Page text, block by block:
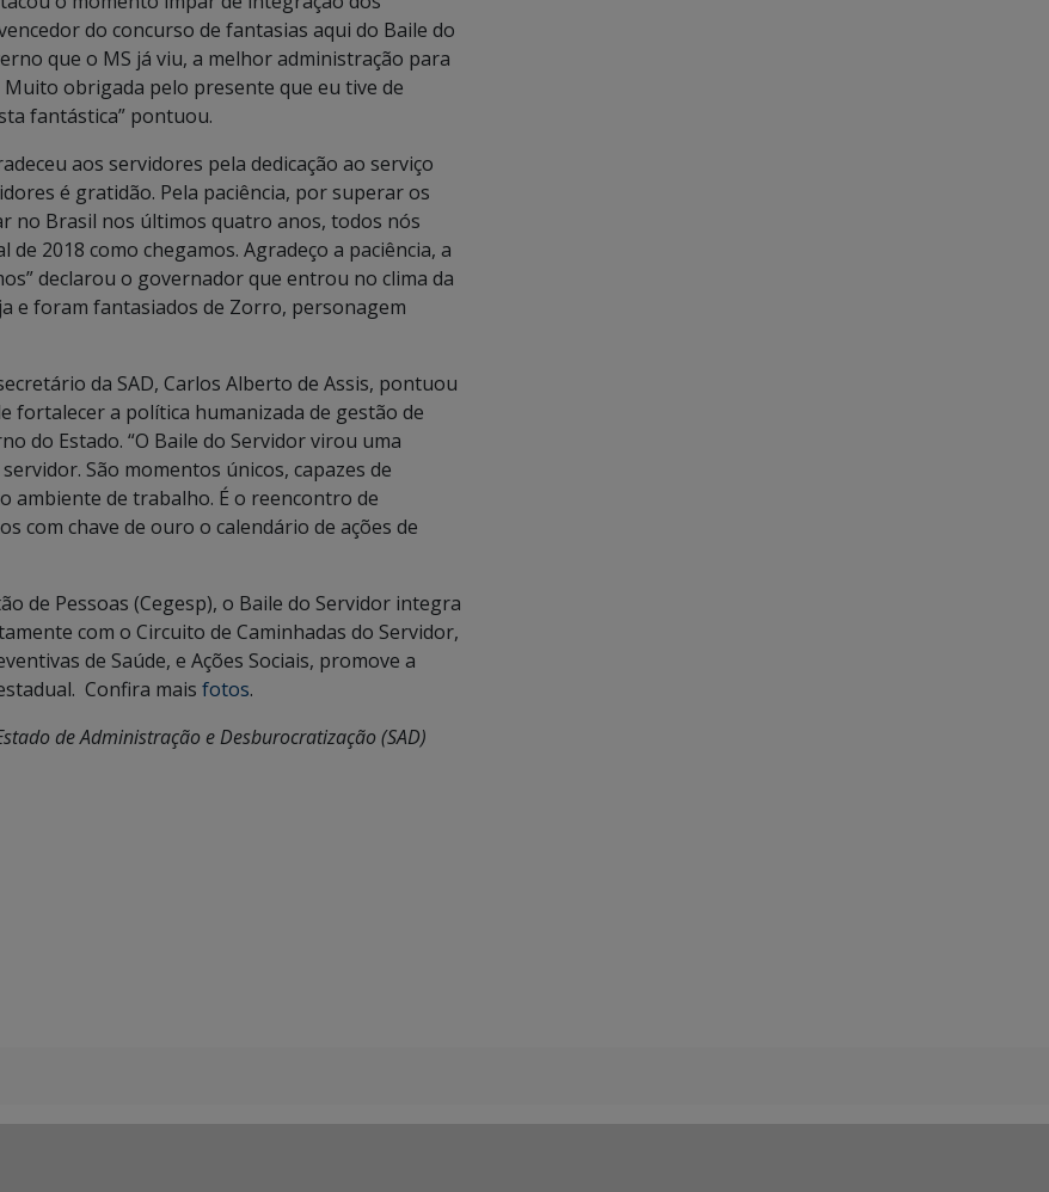
do concurso de fantasias aqui do Baile do
que o MS já viu, a melhor administração para
obrigada pelo presente que eu tive de
fantástica” pontuou.
aos servidores pela dedicação ao serviço
é gratidão. Pela paciência, por superar os
no Brasil nos últimos quatro anos, todos nós
2018 como chegamos. Agradeço a paciência, a
declarou o governador que entrou no clima da
e foram fantasiados de Zorro, personagem
da SAD, Carlos Alberto de Assis, pontuou
fortalecer a política humanizada de gestão de
do Estado. “O Baile do Servidor virou uma
São momentos únicos, capazes de
de trabalho. É o reencontro de
com chave de ouro o calendário de ações de
de Pessoas (Cegesp), o Baile do Servidor integra
com o Circuito de Caminhadas do Servidor,
de Saúde, e Ações Sociais, promove a
Confira mais fotos.
de Administração e Desburocratização (SAD)